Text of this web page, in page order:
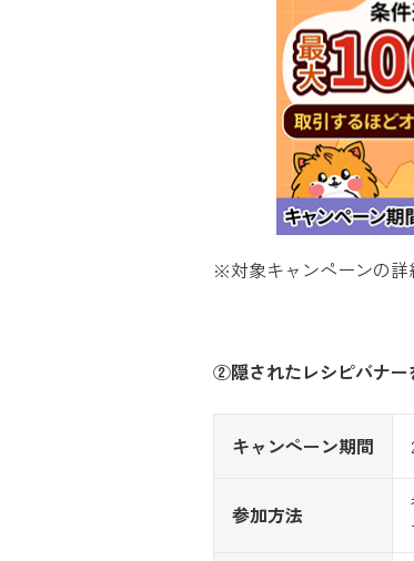
※対象キャンペーンの詳
②隠されたレシピバナー
キャンペーン期間
参加方法